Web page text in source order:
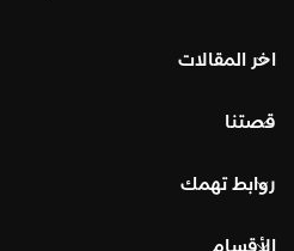
اخر المقالات
قصتنا
روابط تهمك